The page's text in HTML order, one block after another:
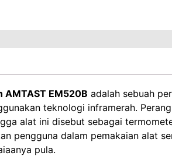
EM520B adalah sebuah
teknologi inframerah.
alat ini disebut sebagai
pengguna dalam pemakaian alat
pula.